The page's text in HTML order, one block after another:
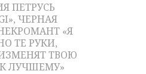
ПЕТРУСЬ
ЧЕРНАЯ
«Я
ТЕ РУКИ,
ТВОЮ
ЛУЧШЕМУ»